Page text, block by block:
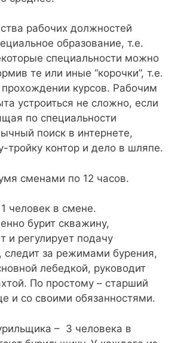
рабочих должностей
образование, т.е.
специальности можно
те или иные “корочки”, т.е.
курсов. Рабочим
устроиться не сложно, если
по специальности
поиск в интернете,
тройку контор и дело в шляпе.
сменами по 12 часов.
человек в смене.
бурит скважину,
и регулирует подачу
следит за режимами бурения,
лебедкой, руководит
По простому – старший
и со своими обязанностями.
– 3 человека в